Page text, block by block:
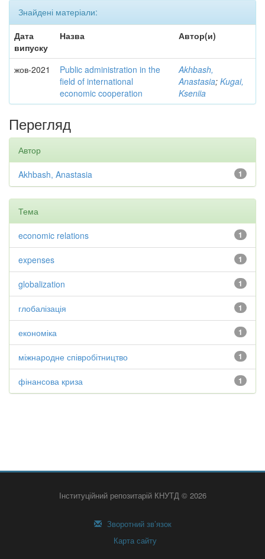
Знайдені матеріали:
Дата
випуску
Назва Автор(и)
жов-2021
Public administration in the
field of international
economic cooperation
Akhbash,
Anastasia; Kugai,
Kseniia
Перегляд
Автор
1
Akhbash, Anastasia
Тема
1
economic relations
1
expenses
1
globalization
1
глобалізація
1
економіка
1
міжнародне співробітництво
1
фінансова криза
Інституційний репозитарій КНУТД © 2026
Зворотний зв’язок
Карта сайту